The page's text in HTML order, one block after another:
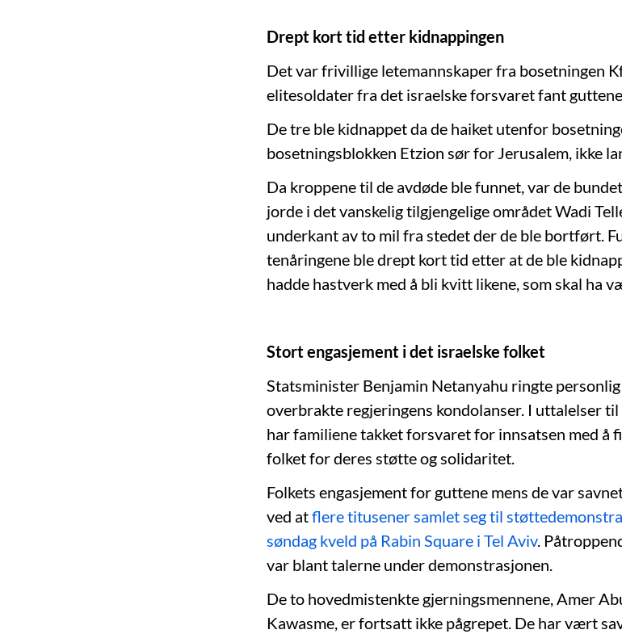
Drept kort tid etter kidnappingen
Det var frivillige letemannskaper fra bosetningen
elitesoldater fra det israelske forsvaret fant
De tre ble kidnappet da de haiket utenfor
bosetningsblokken Etzion sør for Jerusalem, ikke
Da kroppene til de avdøde ble funnet, var de
jorde i det vanskelig tilgjengelige området Wadi
underkant av to mil fra stedet der de ble bortført.
tenåringene ble drept kort tid etter at de ble
hadde hastverk med å bli kvitt likene, som skal ha
Stort engasjement i det israelske folket
Statsminister Benjamin Netanyahu ringte
overbrakte regjeringens kondolanser. I uttalelser
har familiene takket forsvaret for innsatsen med å
folket for deres støtte og solidaritet.
Folkets engasjement for guttene mens de var
ved atflere titusener samlet seg til
søndag kveld på Rabin Square i Tel Aviv.
var blant talerne under demonstrasjonen.
De to hovedmistenkte gjerningsmennene, Amer
Kawasme, er fortsatt ikke pågrepet. De har vært